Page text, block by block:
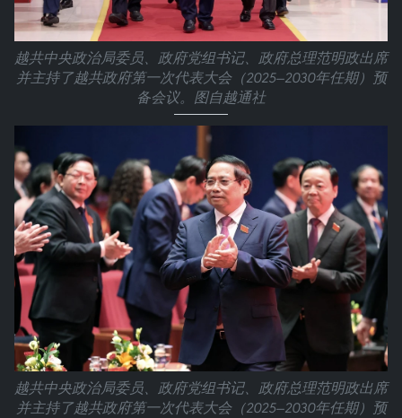
越共中央政治局委员、政府党组书记、政府总理范明政出席
并主持了越共政府第一次代表大会（2025—2030年任期）预
备会议。图自越通社
越共中央政治局委员、政府党组书记、政府总理范明政出席
并主持了越共政府第一次代表大会（2025—2030年任期）预